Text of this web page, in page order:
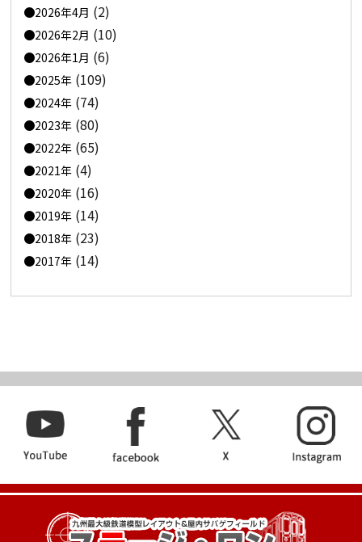
2026年4月 (2)
2026年2月 (10)
2026年1月 (6)
2025年 (109)
2024年 (74)
2023年 (80)
2022年 (65)
2021年 (4)
2020年 (16)
2019年 (14)
2018年 (23)
2017年 (14)